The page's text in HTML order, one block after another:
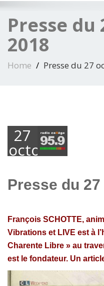
Presse
2018
Home Presse du 27
27
octobre
Presse du
François SCHOTTE,
Vibrations et LIVE est à
Charente Libre » au
est le fondateur. Un